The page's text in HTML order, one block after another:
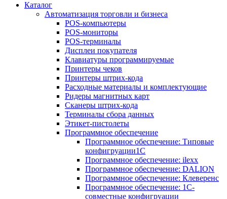
Каталог
Автоматизация торговли и бизнеса
POS-компьютеры
POS-мониторы
POS-терминалы
Дисплеи покупателя
Клавиатуры программируемые
Принтеры чеков
Принтеры штрих-кода
Расходные материалы и комплектующие
Ридеры магнитных карт
Сканеры штрих-кода
Терминалы сбора данных
Этикет-пистолеты
Программное обеспечение
Программное обеспечение: Типовые
конфигруации1С
Программное обеспечение: ilexx
Программное обеспечение: DALION
Программное обеспечение: Клеверенс
Программное обеспечение: 1С-
совместные конфигруации